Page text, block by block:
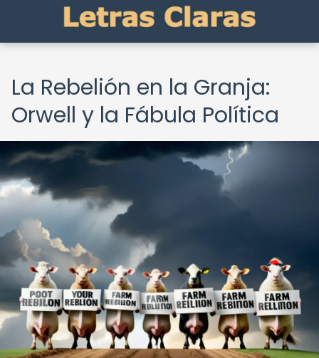
La Rebelión en la Granja:
Orwell y la Fábula Política